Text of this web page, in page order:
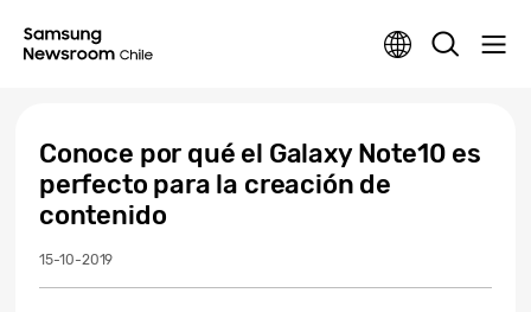
Conoce por qué el Galaxy Note10 es
perfecto para la creación de
contenido
15-10-2019